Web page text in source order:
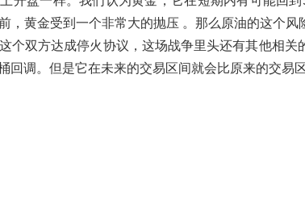
，黄金受到一个非常大的抛压 。那么原油的这个风
个双方达成停火协议，这场战争里头还有其他相关
回调。但是它在未来的交易区间就会比原来的交易